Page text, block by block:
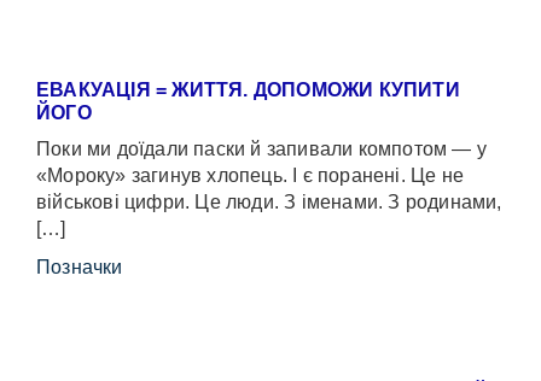
ЕВАКУАЦІЯ = ЖИТТЯ. ДОПОМОЖИ КУПИТИ
ЙОГО
Поки ми доїдали паски й запивали компотом — у
«Мороку» загинув хлопець. І є поранені. Це не
військові цифри. Це люди. З іменами. З родинами,
[…]
Позначки